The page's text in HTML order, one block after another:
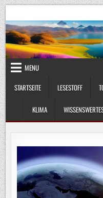
Skip
to
content
MENU
STARTSEITE
LESESTOFF
KLIMA